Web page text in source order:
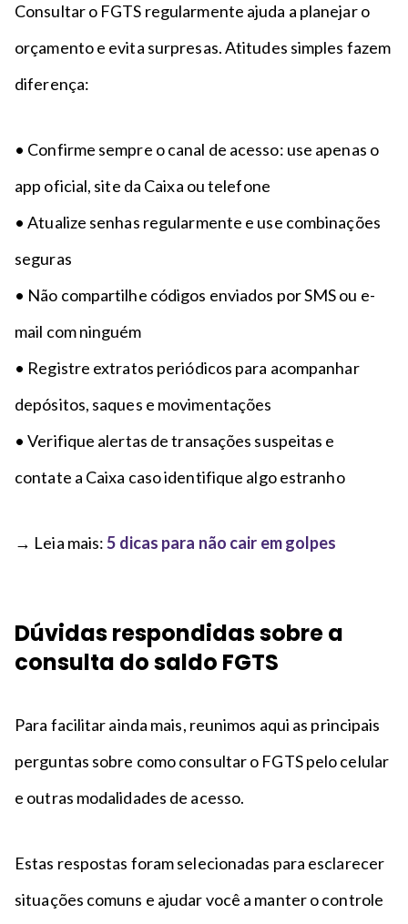
Consultar o FGTS regularmente ajuda a planejar o
orçamento e evita surpresas. Atitudes simples fazem
diferença:
• Confirme sempre o canal de acesso: use apenas o
app oficial, site da Caixa ou telefone
• Atualize senhas regularmente e use combinações
seguras
• Não compartilhe códigos enviados por SMS ou e-
mail com ninguém
• Registre extratos periódicos para acompanhar
depósitos, saques e movimentações
• Verifique alertas de transações suspeitas e
contate a Caixa caso identifique algo estranho
→ Leia mais:5 dicas para não cair em golpes
Dúvidas respondidas sobre a
consulta do saldo FGTS
Para facilitar ainda mais, reunimos aqui as principais
perguntas sobre como consultar o FGTS pelo celular
e outras modalidades de acesso.
Estas respostas foram selecionadas para esclarecer
situações comuns e ajudar você a manter o controle